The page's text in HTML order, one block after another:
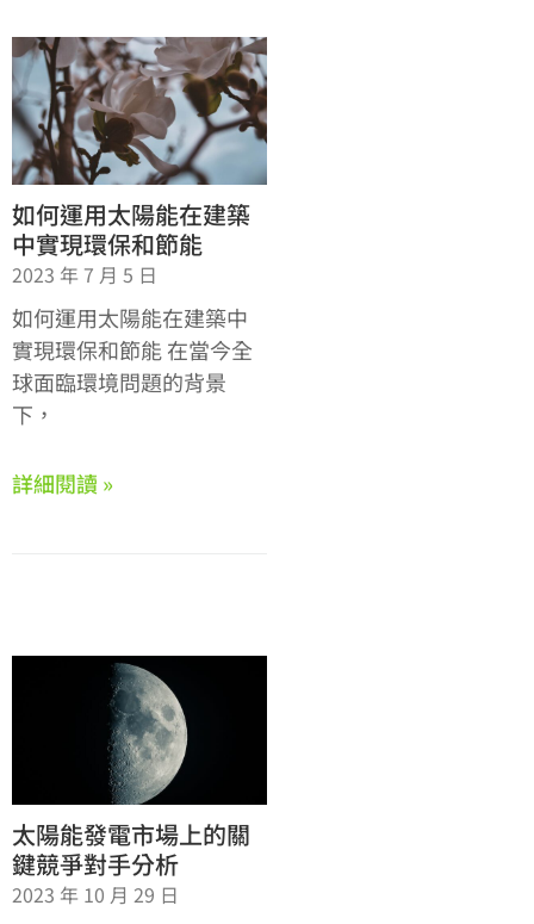
如何運用太陽能在建築
中實現環保和節能
2023 年 7 月 5 日
如何運用太陽能在建築中
實現環保和節能 在當今全
球面臨環境問題的背景
下，
詳細閱讀 »
太陽能發電市場上的關
鍵競爭對手分析
2023 年 10 月 29 日